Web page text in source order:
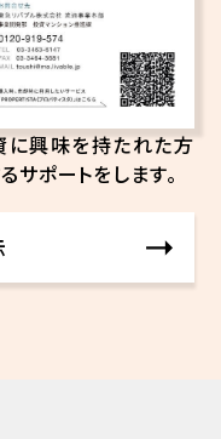
に興味を持たれた方
ポートをします。